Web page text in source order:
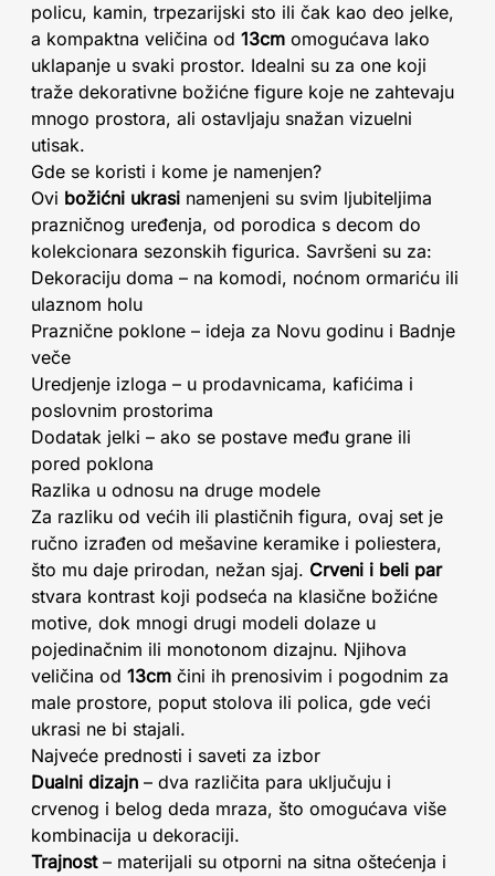
policu, kamin, trpezarijski sto ili čak kao deo jelke,
a kompaktna veličina od 13cm omogućava lako
uklapanje u svaki prostor. Idealni su za one koji
traže dekorativne božićne figure koje ne zahtevaju
mnogo prostora, ali ostavljaju snažan vizuelni
utisak.
Gde se koristi i kome je namenjen?
Ovi božićni ukrasi namenjeni su svim ljubiteljima
prazničnog uređenja, od porodica s decom do
kolekcionara sezonskih figurica. Savršeni su za:
Dekoraciju doma – na komodi, noćnom ormariću ili
ulaznom holu
Praznične poklone – ideja za Novu godinu i Badnje
veče
Uredjenje izloga – u prodavnicama, kafićima i
poslovnim prostorima
Dodatak jelki – ako se postave među grane ili
pored poklona
Razlika u odnosu na druge modele
Za razliku od većih ili plastičnih figura, ovaj set je
ručno izrađen od mešavine keramike i poliestera,
što mu daje prirodan, nežan sjaj. Crveni i beli par
stvara kontrast koji podseća na klasične božićne
motive, dok mnogi drugi modeli dolaze u
pojedinačnim ili monotonom dizajnu. Njihova
veličina od 13cm čini ih prenosivim i pogodnim za
male prostore, poput stolova ili polica, gde veći
ukrasi ne bi stajali.
Najveće prednosti i saveti za izbor
Dualni dizajn – dva različita para uključuju i
crvenog i belog deda mraza, što omogućava više
kombinacija u dekoraciji.
Trajnost– materijali su otporni na sitna oštećenja i